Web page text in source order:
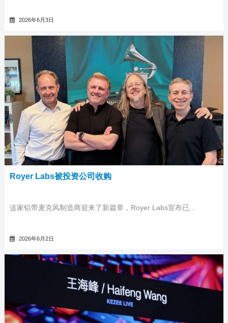
2026年6月3日
Royer Labs被投资公司收购
这家铝带麦克风制造商迎来了新篇章，Royer Labs宣布已...
2026年6月2日